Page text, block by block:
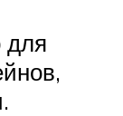
для